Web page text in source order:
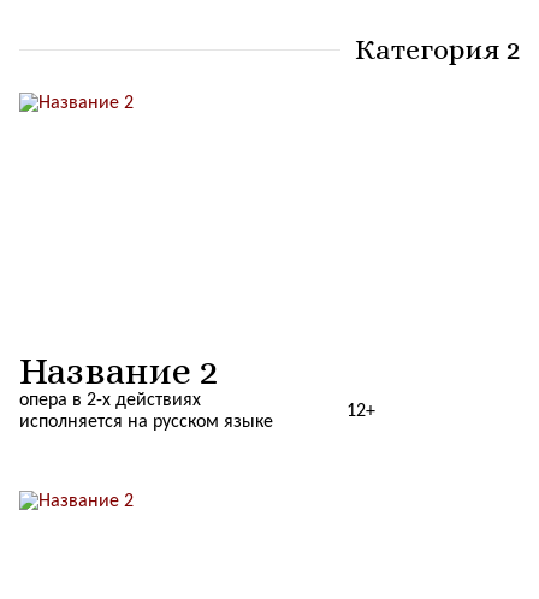
Категория 2
Название 2
опера в 2-х действиях
исполняется на русском языке
12+